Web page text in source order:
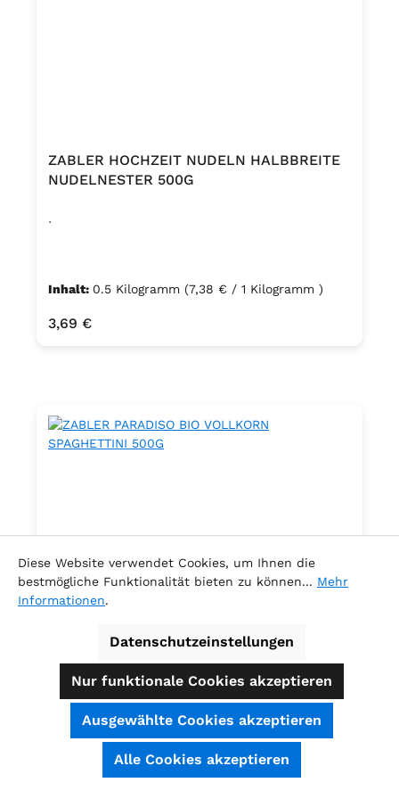
ZABLER HOCHZEIT NUDELN HALBBREITE
NUDELNESTER 500G
.
Inhalt: 0.5 Kilogramm (7,38 € / 1 Kilogramm )
Regulärer Preis:
3,69 €
ZABLER PARADISO BIO VOLLKORN
SPAGHETTINI 500G
(6,58 € / 1 Kilogramm )
Diese Website verwendet Cookies, um Ihnen die
bestmögliche Funktionalität bieten zu können... Mehr
Informationen.
Datenschutzeinstellungen
Nur funktionale Cookies akzeptieren
Ausgewählte Cookies akzeptieren
Alle Cookies akzeptieren
SEHR GUT (4.74 / 5)
Bewertungen bei: shopauskunft.de, ausgezeichnet.org, shopvote.de ⓘ
Informationen zur Echtheit der Bewertungen